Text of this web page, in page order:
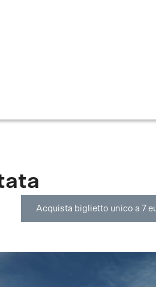
Acquista biglietto unico a 7